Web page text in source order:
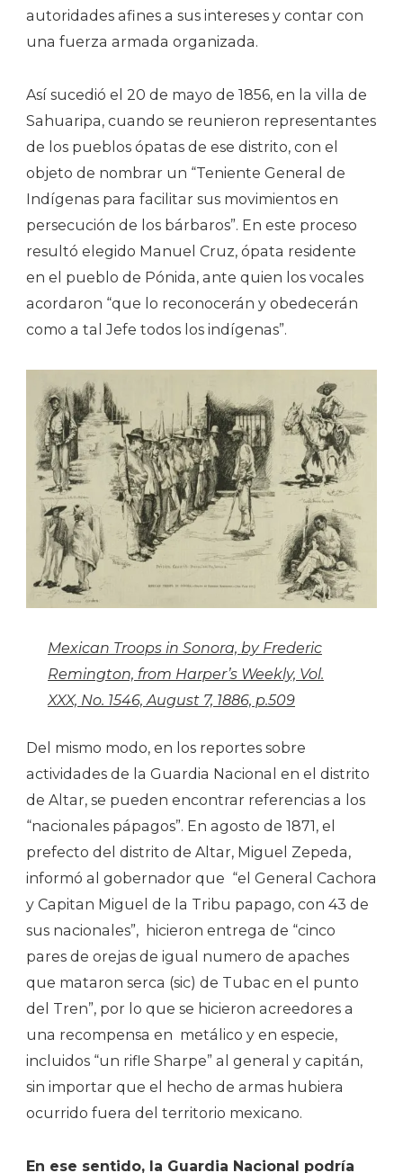
autoridades afines a sus intereses y contar con
una fuerza armada organizada.
Así sucedió el 20 de mayo de 1856, en la villa de
Sahuaripa, cuando se reunieron representantes
de los pueblos ópatas de ese distrito, con el
objeto de nombrar un “Teniente General de
Indígenas para facilitar sus movimientos en
persecución de los bárbaros”. En este proceso
resultó elegido Manuel Cruz, ópata residente
en el pueblo de Pónida, ante quien los vocales
acordaron “que lo reconocerán y obedecerán
como a tal Jefe todos los indígenas”.
Mexican Troops in Sonora, by Frederic
Remington, from Harper’s Weekly, Vol.
XXX, No. 1546, August 7, 1886, p.509
Del mismo modo, en los reportes sobre
actividades de la Guardia Nacional en el distrito
de Altar, se pueden encontrar referencias a los
“nacionales pápagos”. En agosto de 1871, el
prefecto del distrito de Altar, Miguel Zepeda,
informó al gobernador que “el General Cachora
y Capitan Miguel de la Tribu papago, con 43 de
sus nacionales”, hicieron entrega de “cinco
pares de orejas de igual numero de apaches
que mataron serca (sic) de Tubac en el punto
del Tren”, por lo que se hicieron acreedores a
una recompensa en metálico y en especie,
incluidos “un rifle Sharpe” al general y capitán,
sin importar que el hecho de armas hubiera
ocurrido fuera del territorio mexicano.
En ese sentido, la Guardia Nacional podría